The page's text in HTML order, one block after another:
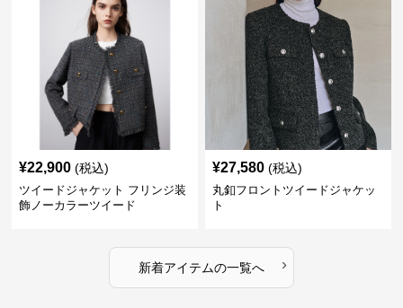
¥22,900 (税込)
ツイードジャケット フリンジ装
飾ノーカラーツイード
¥27,580 (税込)
丸釦フロントツイードジャケッ
ト
新着アイテムの一覧へ ›